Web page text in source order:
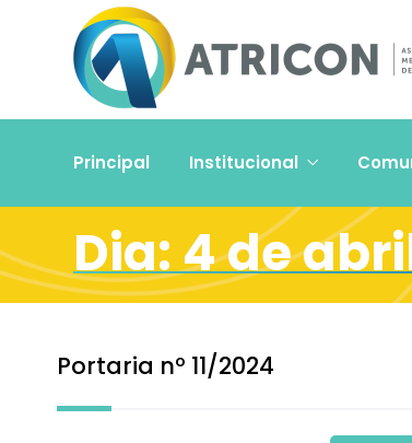
Principal Institucional
Dia:4 de
Portaria nº 11/2024